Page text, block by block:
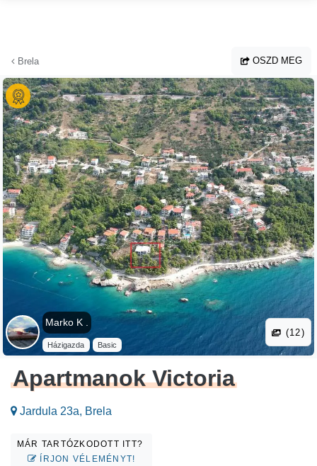
Brela OSZD MEG
Marko K .
Házigazda Basic
(12)
Apartmanok Victoria
Jardula 23a, Brela
MÁR TARTÓZKODOTT ITT?
ÍRJON VÉLEMÉNYT!